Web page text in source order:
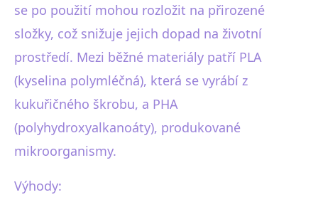
se po použití mohou rozložit na přirozené
složky, což snižuje jejich dopad na životní
prostředí. Mezi běžné materiály patří PLA
(kyselina polymléčná), která se vyrábí z
kukuřičného škrobu, a PHA
(polyhydroxyalkanoáty), produkované
mikroorganismy.
Výhody: